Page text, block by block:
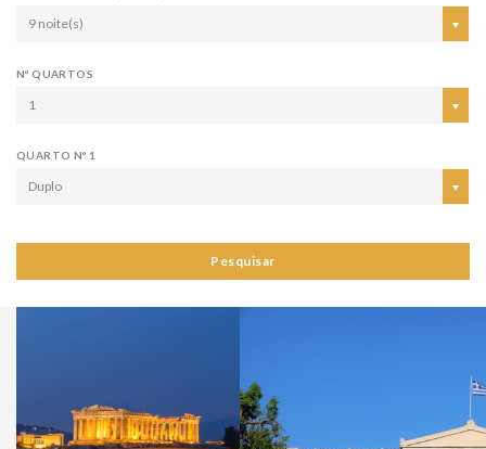
9 noite(s)
Nº QUARTOS
1
QUARTO Nº 1
Duplo
Pesquisar